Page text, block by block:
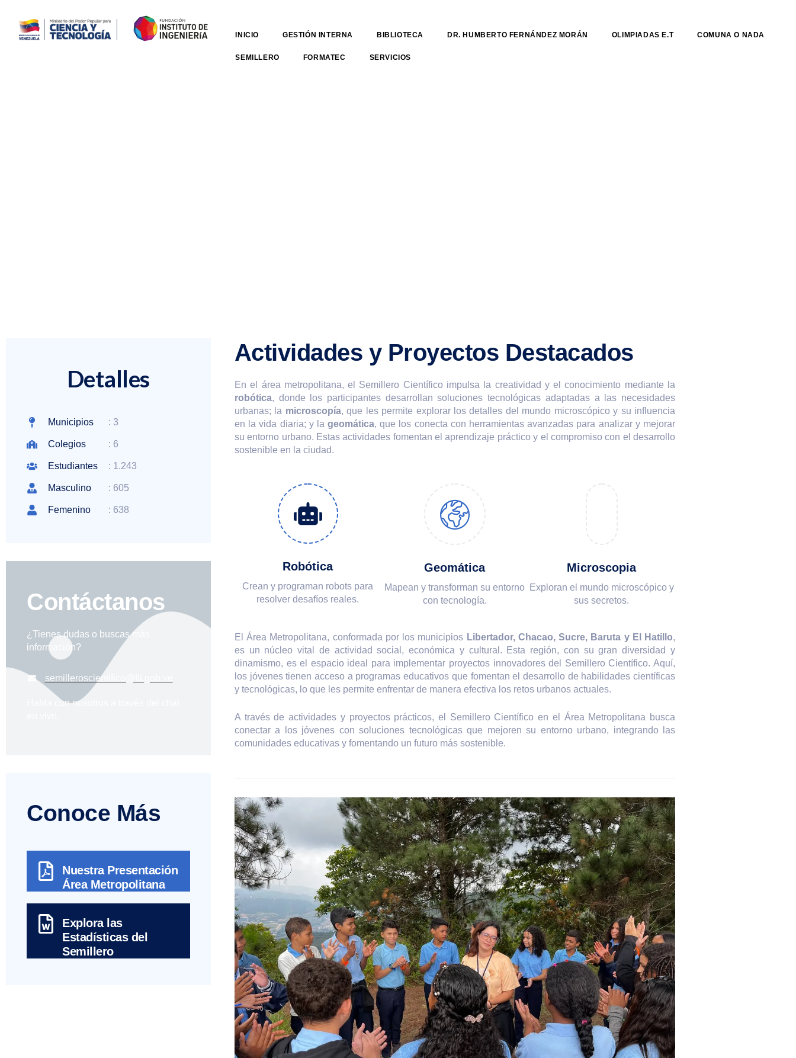
INICIO GESTIÓN INTERNA BIBLIOTECA DR. HUMBERTO FERNÁNDEZ MORÁN OLIMPIADAS E.T COMUNA O NADA
SEMILLERO FORMATEC SERVICIOS
Detalles
Municipios
Colegios
Estudiantes
Masculino
Femenino
: 3
: 6
: 1.243
: 605
: 638
Contáctanos
¿Tienes dudas o buscas más
información?
semilleroscientifico@fii.gob.ve
Habla con nosotros a través del chat
Conoce Más
Nuestra Presentación
Área Metropolitana
Explora las
Estadísticas del
Semillero
Actividades y Proyectos Destacados
En el área metropolitana, el Semillero Científico impulsa la creatividad y el conocimiento mediante la
robótica, donde los participantes desarrollan soluciones tecnológicas adaptadas a las necesidades
urbanas; la microscopía, que les permite explorar los detalles del mundo microscópico y su influencia
en la vida diaria; y lageomática, que los conecta con herramientas avanzadas para analizar y mejorar
su entorno urbano. Estas actividades fomentan el aprendizaje práctico y el compromiso con el desarrollo
sostenible en la ciudad.
Robótica
Crean y programan robots para
resolver desafíos reales.
Geomática
Mapean y transforman su entorno
con tecnología.
Microscopia
Exploran el mundo microscópico y
sus secretos.
El Área Metropolitana, conformada por los municipios Libertador, Chacao, Sucre, Baruta y El Hatillo,
es un núcleo vital de actividad social, económica y cultural. Esta región, con su gran diversidad y
dinamismo, es el espacio ideal para implementar proyectos innovadores del Semillero Científico. Aquí,
los jóvenes tienen acceso a programas educativos que fomentan el desarrollo de habilidades científicas
y tecnológicas, lo que les permite enfrentar de manera efectiva los retos urbanos actuales.
A través de actividades y proyectos prácticos, el Semillero Científico en el Área Metropolitana busca
conectar a los jóvenes con soluciones tecnológicas que mejoren su entorno urbano, integrando las
comunidades educativas y fomentando un futuro más sostenible.